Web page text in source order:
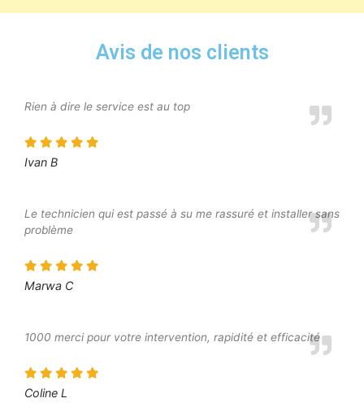
Avis de nos clients
Rien à dire le service est au top
Ivan B
Le technicien qui est passé à su me rassuré et installer sans
problème
Marwa C
1000 merci pour votre intervention, rapidité et efficacité
Coline L